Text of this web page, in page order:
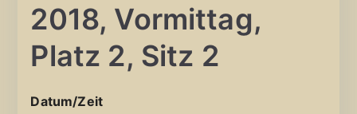
2018, Vormittag,
Platz 2, Sitz 2
Datum/Zeit